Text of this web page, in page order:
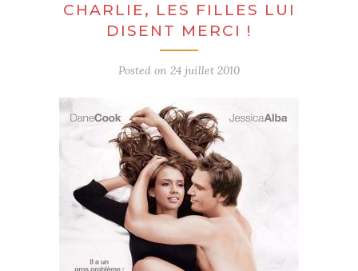
CHARLIE, LES FILLES LUI
DISENT MERCI !
Posted on 24 juillet 2010